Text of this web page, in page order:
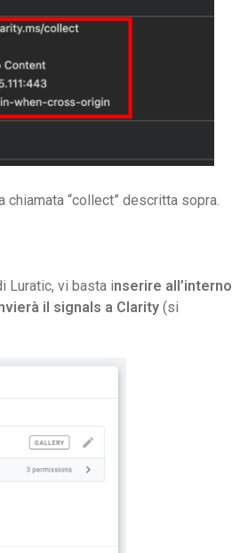
“collect” descritta sopra.
Luratic, vi basta inserire all’interno
il signals a Clarity (si